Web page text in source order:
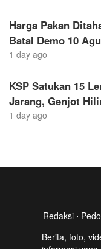
Harga Pakan
Batal Demo 10
1 day ago
KSP Satukan 15
Jarang, Genjot
1 day ago
Redaksi⋅
Berita, foto,